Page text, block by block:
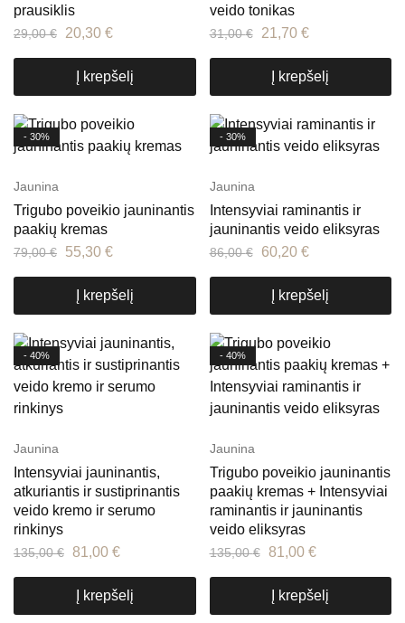
prausiklis
29,00€ 20,30 €
Į krepšelį
veido tonikas
31,00€ 21,70 €
Į krepšelį
- 30%
Jaunina
Trigubo poveikio jauninantis
paakių kremas
79,00€ 55,30 €
Į krepšelį
- 30%
Jaunina
Intensyviai raminantis ir
jauninantis veido eliksyras
86,00€ 60,20 €
Į krepšelį
- 40%
Jaunina
Intensyviai jauninantis,
atkuriantis ir sustiprinantis
veido kremo ir serumo
rinkinys
135,00€ 81,00 €
Į krepšelį
- 40%
Jaunina
Trigubo poveikio jauninantis
paakių kremas + Intensyviai
raminantis ir jauninantis
veido eliksyras
135,00€ 81,00 €
Į krepšelį